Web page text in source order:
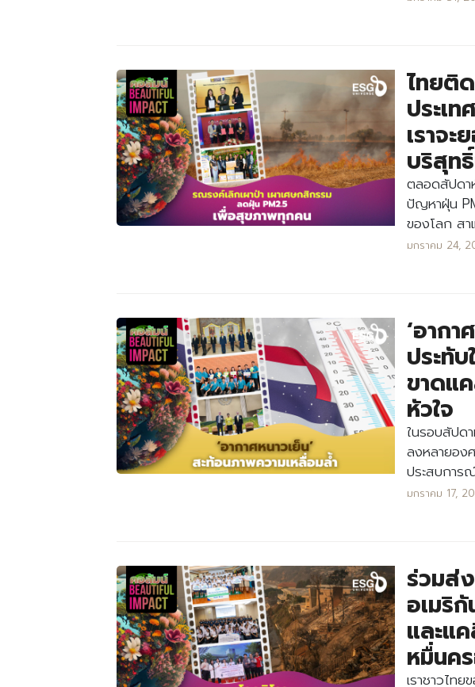
ไทยติ
ประเ
เราจะ
บริสุท
ตลอดสัปดา
ปัญหาฝุ่น
ของโลก สา
มกราคม 24,
‘อากา
ประทั
ขาดแ
หัวใจ
ในรอบสัปด
ลงหลายอง
ประสบการ
มกราคม 17,
ร่วมส่
อเมริ
และแ
หมื่นค
เราชาวไทย